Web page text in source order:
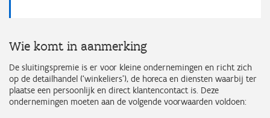
Wie komt in aanmerking
De sluitingspremie is er voor kleine ondernemingen en richt zich
op de detailhandel (‘winkeliers’), de horeca en diensten waarbij ter
plaatse een persoonlijk en direct klantencontact is. Deze
ondernemingen moeten aan de volgende voorwaarden voldoen: